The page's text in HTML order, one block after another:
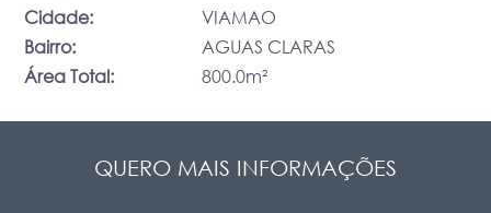
Cidade:
VIAMAO
Bairro:
AGUAS CLARAS
Área Total:
800.0m²
QUERO MAIS INFORMAÇÕES